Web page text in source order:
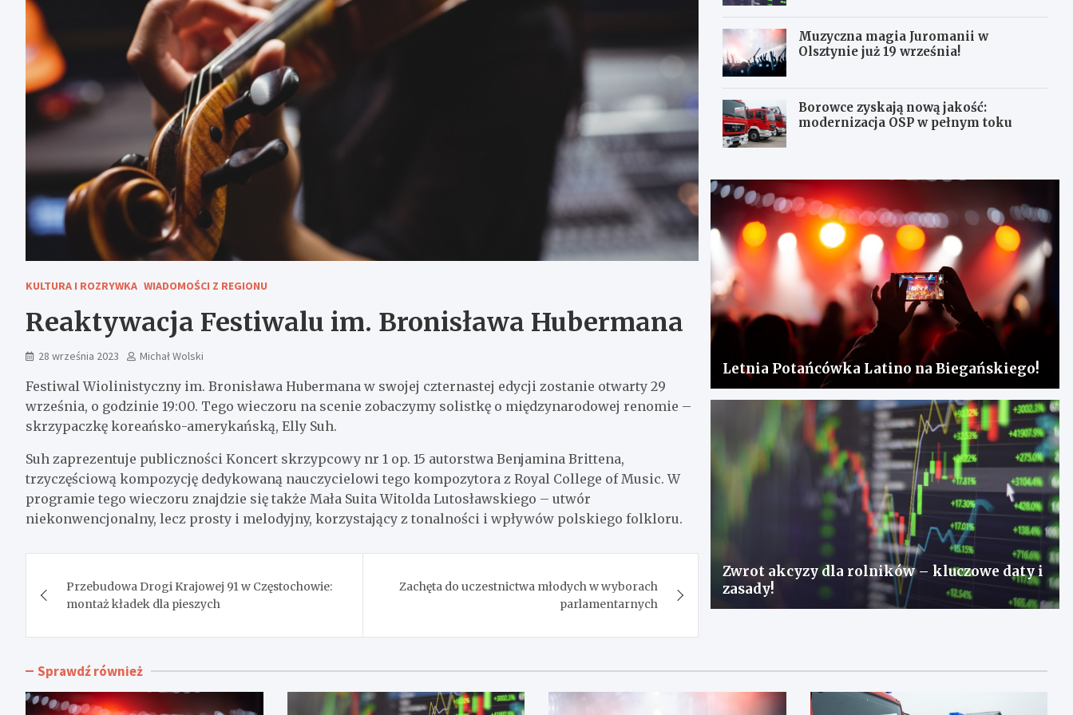
KULTURA I ROZRYWKA WIADOMOŚCI Z REGIONU
Reaktywacja Festiwalu im. Bronisława Hubermana
28 września 2023 Michał Wolski
Festiwal Wiolinistyczny im. Bronisława Hubermana w swojej czternastej edycji zostanie otwarty 29
września, o godzinie 19:00. Tego wieczoru na scenie zobaczymy solistkę o międzynarodowej renomie –
skrzypaczkę koreańsko-amerykańską, Elly Suh.
Suh zaprezentuje publiczności Koncert skrzypcowy nr 1 op. 15 autorstwa Benjamina Brittena,
trzyczęściową kompozycję dedykowaną nauczycielowi tego kompozytora z Royal College of Music. W
programie tego wieczoru znajdzie się także Mała Suita Witolda Lutosławskiego – utwór
niekonwencjonalny, lecz prosty i melodyjny, korzystający z tonalności i wpływów polskiego folkloru.
wpisu
Przebudowa Drogi Krajowej 91 w Częstochowie:
montaż kładek dla pieszych
Zachęta do uczestnictwa młodych w wyborach
parlamentarnych
Muzyczna magia Juromanii w
Olsztynie już 19 września!
Borowce zyskają nową jakość:
modernizacja OSP w pełnym toku
Letnia Potańcówka Latino na Biegańskiego!
Zwrot akcyzy dla rolników – kluczowe daty i
zasady!
Sprawdź również